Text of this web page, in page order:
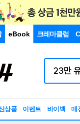
eBook 크레마클럽
상품 이벤트 바이백 매